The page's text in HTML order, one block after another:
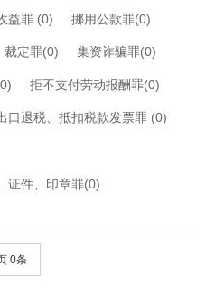
益罪 (0) 挪用公款罪(0)
裁定罪(0) 集资诈骗罪(0)
拒不支付劳动报酬罪(0)
口退税、抵扣税款发票罪 (0)
证件、印章罪(0)
0条